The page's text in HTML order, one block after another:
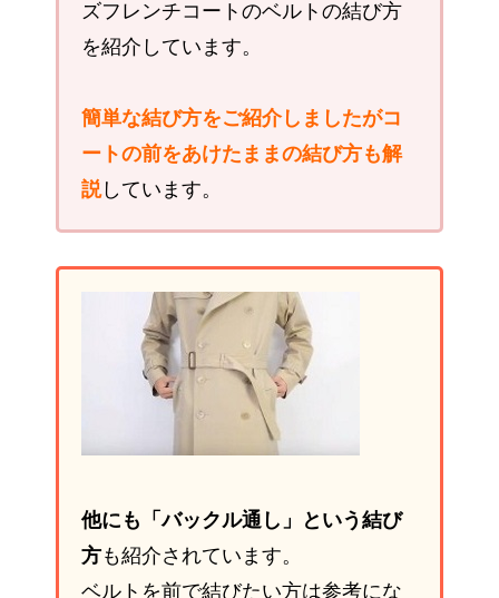
ズフレンチコートのベルトの結び方
を紹介しています。
簡単な結び方をご紹介しましたがコ
ートの前をあけたままの結び方も解
説しています。
他にも「バックル通し」という結び
方も紹介されています。
ベルトを前で結びたい方は参考にな